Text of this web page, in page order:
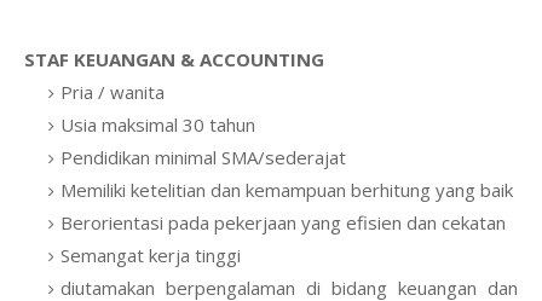
STAF KEUANGAN & ACCOUNTING
Pria / wanita
Usia maksimal 30 tahun
Pendidikan minimal SMA/sederajat
Memiliki ketelitian dan kemampuan berhitung yang baik
Berorientasi pada pekerjaan yang efisien dan cekatan
Semangat kerja tinggi
diutamakan berpengalaman di bidang keuangan dan